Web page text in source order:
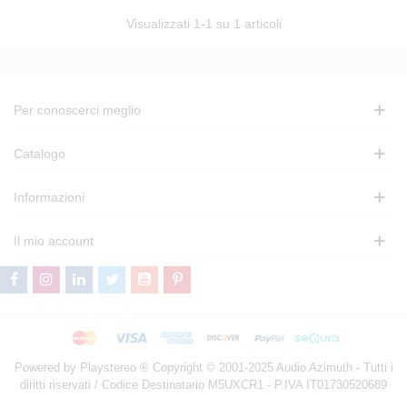
Visualizzati 1 -1 su 1 articoli
Per conoscerci meglio
Catalogo
Informazioni
Il mio account
Powered by Playstereo ® Copyright © 2001-2025 Audio Azimuth - Tutti i
diritti riservati / Codice Destinatario M5UXCR1 - P.IVA IT01730520689